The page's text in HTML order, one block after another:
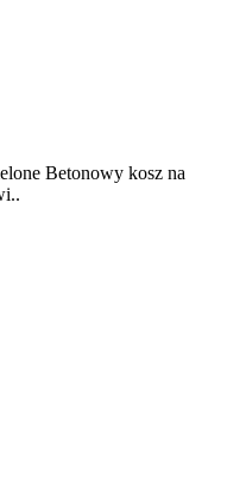
Betonowy kosz na